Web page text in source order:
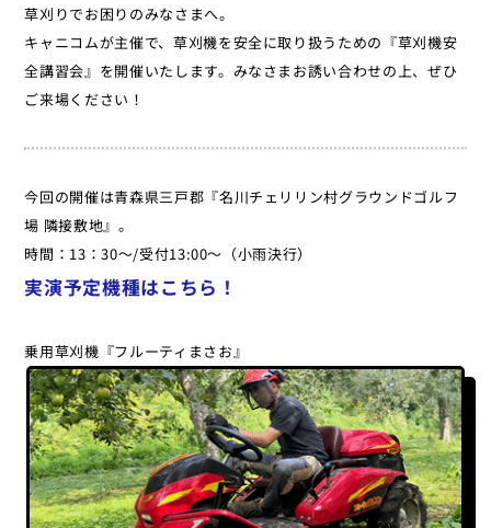
草刈りでお困りのみなさまへ。
キャニコムが主催で、草刈機を安全に取り扱うための『草刈機安
全講習会』を開催いたします。みなさまお誘い合わせの上、ぜひ
ご来場ください！
今回の開催は青森県三戸郡『名川チェリリン村グラウンドゴルフ
場 隣接敷地』。
時間：13：30～/受付13:00～（小雨決行）
実演予定機種はこちら！
乗用草刈機『フルーティまさお』